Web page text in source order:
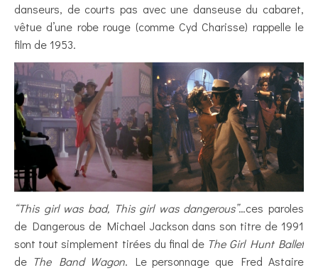
danseurs, de courts pas avec une danseuse du cabaret,
vêtue d’une robe rouge (comme Cyd Charisse) rappelle le
film de 1953.
“This girl was bad, This girl was dangerous”…ces paroles
de Dangerous de Michael Jackson dans son titre de 1991
sont tout simplement tirées du final de The Girl Hunt Ballet
de The Band Wagon. Le personnage que Fred Astaire